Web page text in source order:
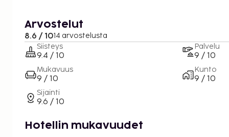
Arvostelut
8.6 / 1014 arvostelusta
Siisteys
9.4 / 10
Mukavuus
9 / 10
Sijainti
9.6 / 10
Palvelu
9 / 10
Kunto
9 / 10
Hotellin mukavuudet